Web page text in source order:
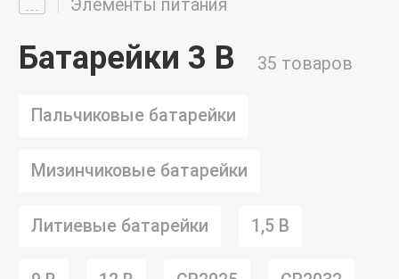
Элементы питания
Батарейки 3 В 35 товаров
Пальчиковые батарейки
Мизинчиковые батарейки
Литиевые батарейки 1,5 В